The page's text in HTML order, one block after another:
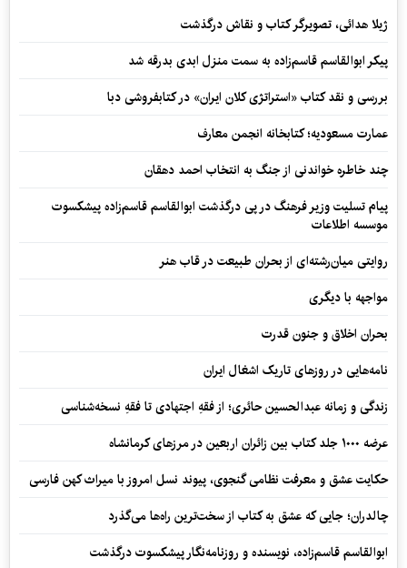
ژیلا هدائی، تصویرگر کتاب و نقاش درگذشت
پیکر ابوالقاسم قاسم‌زاده به سمت منزل ابدی بدرقه شد
بررسی و نقد کتاب «استراتژی کلان ایران» در کتابفروشی دبا
عمارت مسعودیه؛ کتابخانه انجمن معارف
چند خاطره خواندنی از جنگ به انتخاب احمد دهقان
پیام تسلیت وزیر فرهنگ در پی درگذشت ابوالقاسم قاسم‌زاده پیشکسوت
موسسه اطلاعات
روایتی میان‌رشته‌ای از بحران طبیعت در قاب هنر
مواجهه با دیگری
بحران اخلاق و جنون قدرت
نامه‌هایی در روزهای تاریک اشغال ایران
زندگی و زمانه عبدالحسین حائری؛ از فقهِ اجتهادی تا فقهِ نسخه‌شناسی
عرضه ۱۰۰۰ جلد کتاب بین زائران اربعین در مرزهای کرمانشاه
حکایت عشق و معرفت نظامی گنجوی، پیوند نسل امروز با میراث کهن فارسی
چالدران؛ جایی که عشق به کتاب از سخت‌ترین راه‌ها می‌گذرد
ابوالقاسم قاسم‌زاده، نویسنده و روزنامه‌نگار پیشکسوت درگذشت